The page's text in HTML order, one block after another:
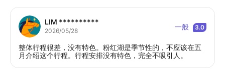
LIM **********
2026/05/28 一般 3.0
整体行程很差，没有特色。粉红湖是季节性的，不应该在五
月介绍这个行程。行程安排没有特色，完全不吸引人。